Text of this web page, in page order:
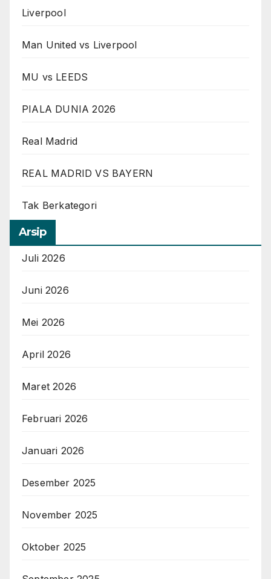
Liverpool
Man United vs Liverpool
MU vs LEEDS
PIALA DUNIA 2026
Real Madrid
REAL MADRID VS BAYERN
Tak Berkategori
Arsip
Juli 2026
Juni 2026
Mei 2026
April 2026
Maret 2026
Februari 2026
Januari 2026
Desember 2025
November 2025
Oktober 2025